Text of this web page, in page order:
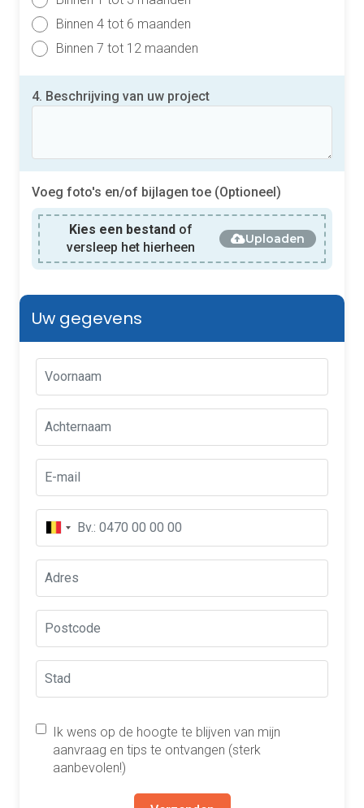
Binnen 4 tot 6 maanden
Binnen 7 tot 12 maanden
4. Beschrijving van uw project
Voeg foto's en/of bijlagen toe (Optioneel)
Kies een bestand of
versleep het hierheen
Uploaden
Uw gegevens
Ik wens op de hoogte te blijven van mijn
aanvraag en tips te ontvangen (sterk
aanbevolen!)